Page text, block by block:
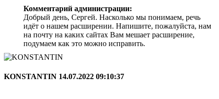
Комментарий администрации:
Добрый день, Сергей. Насколько мы понимаем, речь
идёт о нашем расширении. Напишите, пожалуйста, нам
на почту на каких сайтах Вам мешает расширение,
подумаем как это можно исправить.
KONSTANTIN 14.07.2022 09:10:37